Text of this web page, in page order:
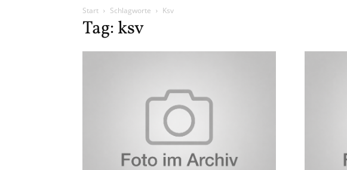
Start Schlagworte Ksv
Tag: ksv